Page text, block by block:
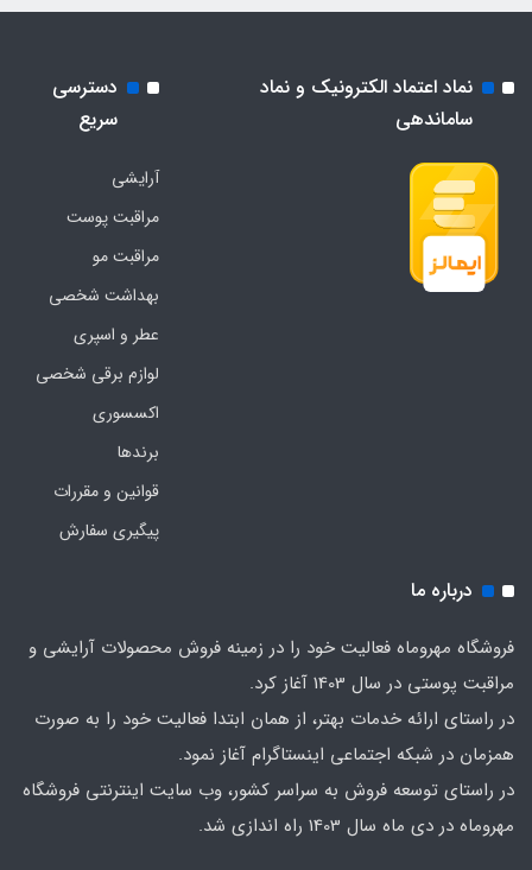
نماد اعتماد الکترونیک و نماد
ساماندهی
دسترسی
سریع
آرایشی
مراقبت پوست
مراقبت مو
بهداشت شخصی
عطر و اسپری
لوازم برقی شخصی
اکسسوری
برندها
قوانین و مقررات
پیگیری سفارش
درباره ما
فروشگاه مهروماه فعالیت خود را در زمینه فروش محصولات آرایشی و
مراقبت پوستی در سال 1403 آغاز کرد.
در راستای ارائه خدمات بهتر، از همان ابتدا فعالیت خود را به صورت
همزمان در شبکه اجتماعی اینستاگرام آغاز نمود.
در راستای توسعه فروش به سراسر کشور، وب سایت اینترنتی فروشگاه
مهروماه در دی ماه سال 1403 راه اندازی شد.